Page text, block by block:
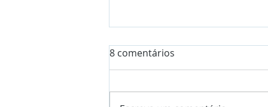
8 comentários